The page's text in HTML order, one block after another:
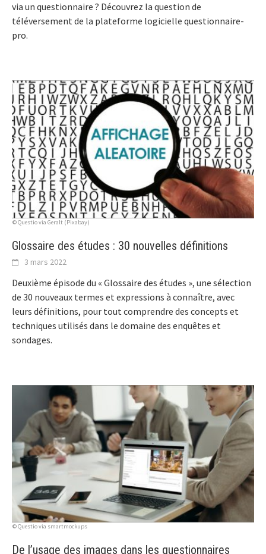
via un questionnaire ? Découvrez la question de
téléversement de la plateforme logicielle questionnaire-
pro.
© Questio via Geralt (Pixabay)
Glossaire des études : 30 nouvelles définitions
3 mars 2022
Deuxième épisode du « Glossaire des études », une sélection
de 30 nouveaux termes et expressions à connaître, avec
leurs définitions, pour tout comprendre des concepts et
techniques utilisés dans le domaine des enquêtes et
sondages.
© Questio via smartmockups
De l’usage des images dans les questionnaires